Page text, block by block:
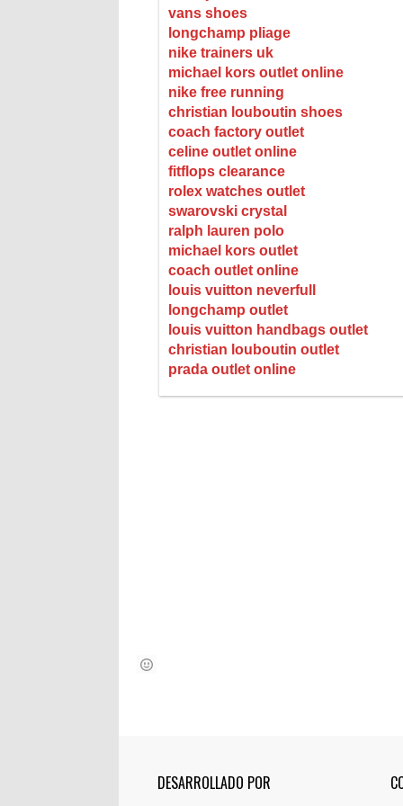
vans shoes
longchamp pliage
nike trainers uk
michael kors outlet online
nike free running
christian louboutin shoes
coach factory outlet
celine outlet online
fitflops clearance
rolex watches outlet
swarovski crystal
ralph lauren polo
michael kors outlet
coach outlet online
louis vuitton neverfull
longchamp outlet
louis vuitton handbags outlet
christian louboutin outlet
prada outlet online
DESARROLLADO POR